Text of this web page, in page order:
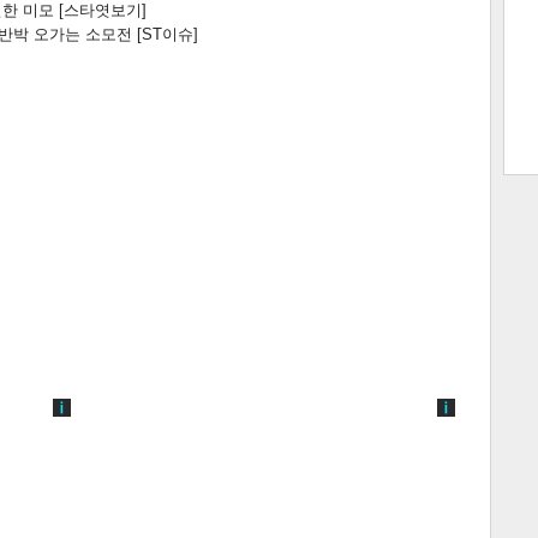
미모 [스타엿보기]
박 오가는 소모전 [ST이슈]